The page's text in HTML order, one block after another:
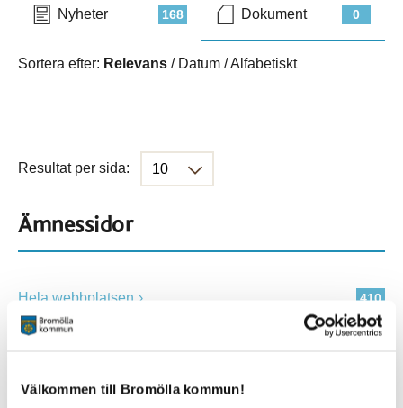
Välkommen till Bromölla kommun!
168
Nyheter 0
Dokument
Sortera efter: Relevans / Datum /Alfabetiskt
Resultat per sida:
Ämnessidor
410
Hela webbplatsen